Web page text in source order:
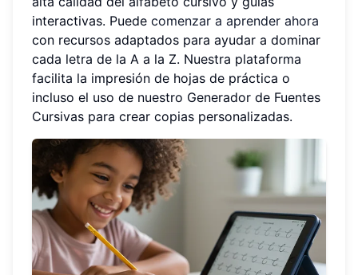
interactivas. Puede comenzar a aprender ahora
con recursos adaptados para ayudar a dominar
cada letra de la A a la Z. Nuestra plataforma
facilita la impresión de hojas de práctica o
incluso el uso de nuestro Generador de Fuentes
Cursivas para crear copias personalizadas.